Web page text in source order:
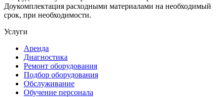
Доукомплектация расходными материалами на необходимый
срок, при необходимости.
Услуги
Аренда
Диагностика
Ремонт оборудования
Подбор оборудования
Обслуживание
Обучение персонала